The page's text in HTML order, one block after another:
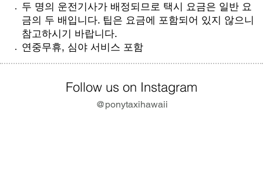
두 명의 운전기사가 배정되므로 택시 요금은 일반 요
금의 두 배입니다. 팁은 요금에 포함되어 있지 않으니
참고하시기 바랍니다.
연중무휴, 심야 서비스 포함
Follow us on Instagram
@ponytaxihawaii